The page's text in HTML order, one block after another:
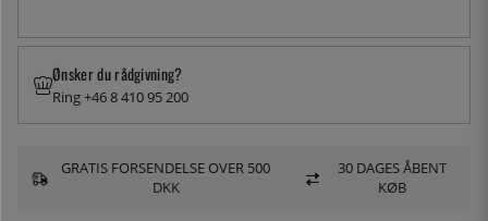
Ønsker du rådgivning?
Ring +46 8 410 95 200
GRATIS FORSENDELSE OVER 500
DKK
30 DAGES ÅBENT
KØB